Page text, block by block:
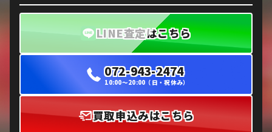
LINE査定はこちら
072-943-2474
10:00〜20:00（日・祝休み）
買取申込みはこちら